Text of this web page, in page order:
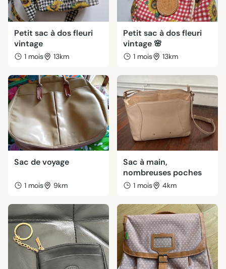
Petit sac à dos fleuri
vintage
1 mois 13km
Petit sac à dos fleuri
vintage 🌸
1 mois 13km
Sac de voyage
1 mois 9km
Sac à main,
nombreuses poches
1 mois 4km